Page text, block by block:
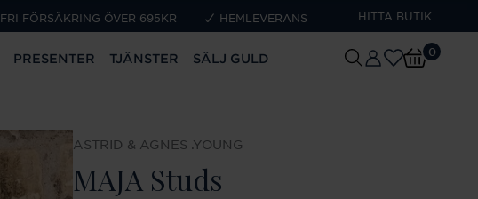
FRI FÖRSÄKRING ÖVER 695KR HEMLEVERANS HITTA BUTIK
PRESENTER TJÄNSTER SÄLJ GULD 0
ASTRID & AGNES .YOUNG
MAJA Studs